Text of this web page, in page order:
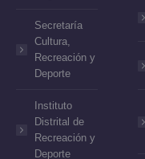
Secretaría
Cultura,
Recreación y
Deporte
Instituto
Distrital de
Recreación y
Deporte